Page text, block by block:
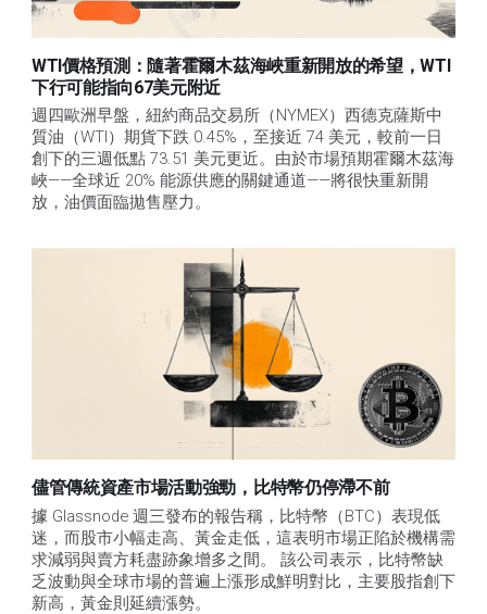
WTI價格預測：隨著霍爾木茲海峽重新開放的希望，WTI
下行可能指向67美元附近
週四歐洲早盤，紐約商品交易所（NYMEX）西德克薩斯中
質油（WTI）期貨下跌 0.45%，至接近 74 美元，較前一日
創下的三週低點 73.51 美元更近。由於市場預期霍爾木茲海
峽——全球近 20% 能源供應的關鍵通道——將很快重新開
放，油價面臨拋售壓力。
儘管傳統資產市場活動強勁，比特幣仍停滯不前
據 Glassnode 週三發布的報告稱，比特幣（BTC）表現低
迷，而股市小幅走高、黃金走低，這表明市場正陷於機構需
求減弱與賣方耗盡跡象增多之間。 該公司表示，比特幣缺
乏波動與全球市場的普遍上漲形成鮮明對比，主要股指創下
新高，黃金則延續漲勢。